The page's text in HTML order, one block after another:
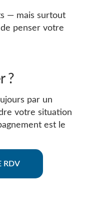
— mais surtout
penser votre
?
par un
votre situation
est le
RDV